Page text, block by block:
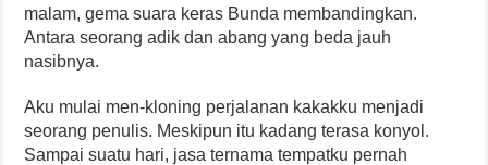
malam, gema suara keras Bunda membandingkan.
Antara seorang adik dan abang yang beda jauh
nasibnya.
Aku mulai men-kloning perjalanan kakakku menjadi
seorang penulis. Meskipun itu kadang terasa konyol.
Sampai suatu hari, jasa ternama tempatku pernah